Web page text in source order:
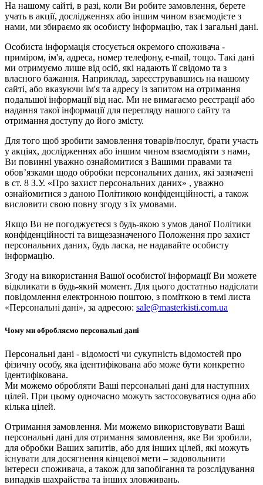
На нашому сайті, в разі, коли Ви робите замовлення, берете
учать в акції, дослідженнях або іншим чином взаємодієте з
нами, ми збираємо як особисту інформацію, так і загальні дані.
Особиста інформація стосується окремого споживача -
приміром, ім'я, адреса, номер телефону, e-mail, тощо. Такі дані
ми отримуємо лише від осіб, які надають її свідомо та з
власного бажання. Наприклад, зареєструвавшись на нашому
сайті, або вказуючи ім'я та адресу із запитом на отримання
подальшої інформації від нас. Ми не вимагаємо реєстрації або
надання такої інформації для перегляду нашого сайту та
отримання доступу до його змісту.
Для того щоб зробити замовлення товарів/послуг, брати участь
у акціях, дослідженнях або іншим чином взаємодіяти з нами,
Ви повинні уважно ознайомитися з Вашими правами та
обов’язками щодо обробки персональних даних, які зазначені
в ст. 8 З.У. «Про захист персональних даних» , уважно
ознайомитися з даною Політикою конфіденційності, а також
висловити свою повну згоду з їх умовами.
Якщо Ви не погоджуєтеся з будь-якою з умов даної Політики
конфіденційності та вищезазначеного Положення про захист
персональних даних, будь ласка, не надавайте особисту
інформацію.
Згоду на використання Вашої особистої інформації Ви можете
відкликати в будь-який момент. Для цього достатньо надіслати
повідомлення електронною поштою, з поміткою в темі листа
«Персональні дані», за адресою: sale@masterkisti.com.ua
Чому ми обробляємо персональні дані
Персональні дані - відомості чи сукупність відомостей про
фізичну особу, яка ідентифікована або може бути конкретно
ідентифікована.
Ми можемо обробляти Ваші персональні дані для наступних
цілей. При цьому одночасно можуть застосовуватися одна або
кілька цілей.
Отримання замовлення. Ми можемо використовувати Ваші
персональні дані для отримання замовлення, яке Ви зробили,
для обробки Ваших запитів, або для інших цілей, які можуть
існувати для досягнення кінцевої мети – задовольнити
інтереси споживача, а також для запобігання та розслідування
випадків шахрайства та інших зловживань.